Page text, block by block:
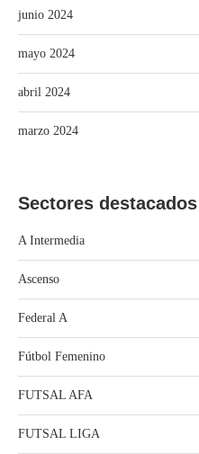
junio 2024
mayo 2024
abril 2024
marzo 2024
Sectores destacados
A Intermedia
Ascenso
Federal A
Fútbol Femenino
FUTSAL AFA
FUTSAL LIGA